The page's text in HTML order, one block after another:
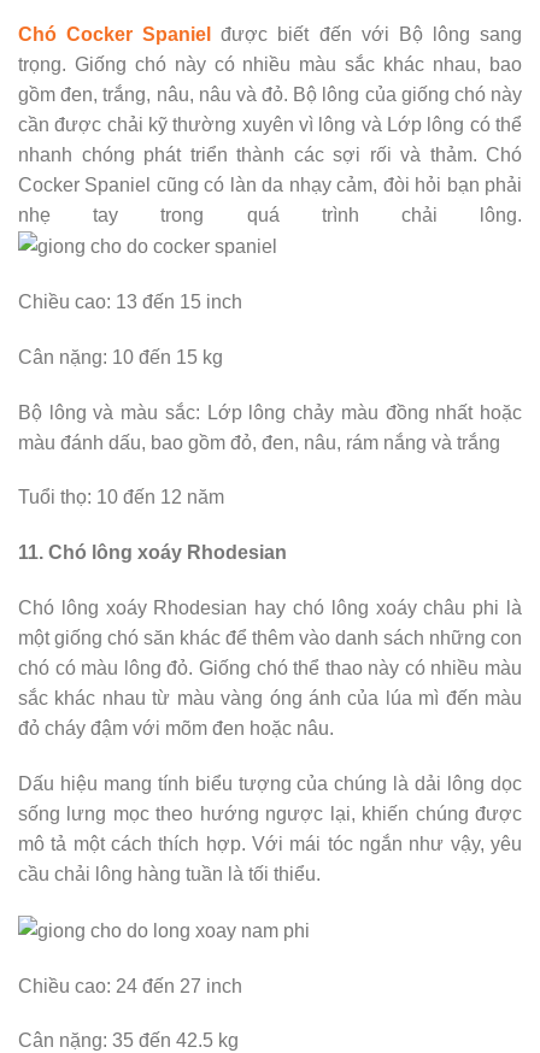
Chó Cocker Spaniel
được biết đến với Bộ lông sang
trọng. Giống chó này có nhiều màu sắc khác nhau, bao
gồm đen, trắng, nâu, nâu và đỏ. Bộ lông của giống chó này
cần được chải kỹ thường xuyên vì lông và Lớp lông có thể
nhanh chóng phát triển thành các sợi rối và thảm. Chó
Cocker Spaniel cũng có làn da nhạy cảm, đòi hỏi bạn phải
nhẹ tay trong quá trình chải lông.
Chiều cao: 13 đến 15 inch
Cân nặng: 10 đến 15 kg
Bộ lông và màu sắc: Lớp lông chảy màu đồng nhất hoặc
màu đánh dấu, bao gồm đỏ, đen, nâu, rám nắng và trắng
Tuổi thọ: 10 đến 12 năm
11. Chó lông xoáy Rhodesian
Chó lông xoáy Rhodesian hay chó lông xoáy châu phi là
một giống chó săn khác để thêm vào danh sách những con
chó có màu lông đỏ. Giống chó thể thao này có nhiều màu
sắc khác nhau từ màu vàng óng ánh của lúa mì đến màu
đỏ cháy đậm với mõm đen hoặc nâu.
Dấu hiệu mang tính biểu tượng của chúng là dải lông dọc
sống lưng mọc theo hướng ngược lại, khiến chúng được
mô tả một cách thích hợp. Với mái tóc ngắn như vậy, yêu
cầu chải lông hàng tuần là tối thiểu.
Chiều cao: 24 đến 27 inch
Cân nặng: 35 đến 42.5 kg